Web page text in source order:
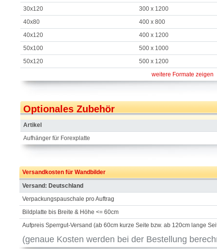
30x120
300 x 1200
40x80
400 x 800
40x120
400 x 1200
50x100
500 x 1000
50x120
500 x 1200
weitere Formate zeigen
Optionales Zubehör
Artikel
Aufhänger für Forexplatte
Versandkosten für Wandbilder
Versand: Deutschland
Verpackungspauschale pro Auftrag
Bildplatte bis Breite & Höhe <= 60cm
Aufpreis Sperrgut-Versand (ab 60cm kurze Seite bzw. ab 120cm lange
(genaue Kosten werden bei der Bestellung